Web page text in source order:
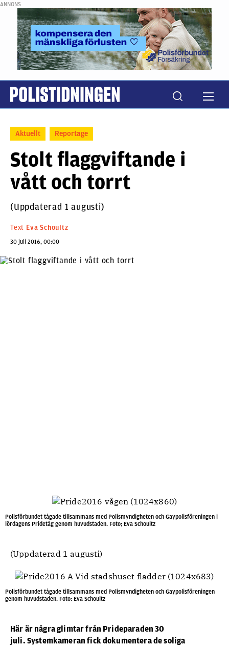
ANNONS
Aktuellt Reportage
Stolt flaggviftande i
vått och torrt
(Uppdaterad 1 augusti)
Text Eva Schoultz
30 juli 2016, 00:00
Polisförbundet tågade tillsammans med Polismyndigheten och Gaypolisföreningen i
lördagens Pridetåg genom huvudstaden. Foto; Eva Schoultz
(Uppdaterad 1 augusti)
Polisförbundet tågade tillsammans med Polismyndigheten och Gaypolisföreningen
genom huvudstaden. Foto: Eva Schoultz
Här är några glimtar från Prideparaden 30
juli. Systemkameran fick dokumentera de soliga